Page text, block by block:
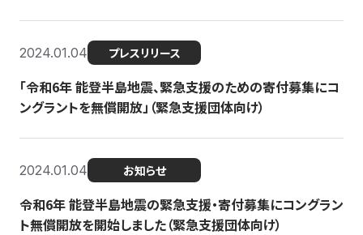
2024.01.04 プレスリリース
「令和6年 能登半島地震、緊急支援のための寄付募集にコ
ングラントを無償開放」（緊急支援団体向け）
2024.01.04 お知らせ
令和6年 能登半島地震の緊急支援・寄付募集にコングラン
ト無償開放を開始しました（緊急支援団体向け）